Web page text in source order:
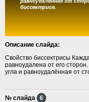
Описание слайда:
Свойство биссектрисы
равноудалена от его
угла и равноудалённая от
№ слайда 6